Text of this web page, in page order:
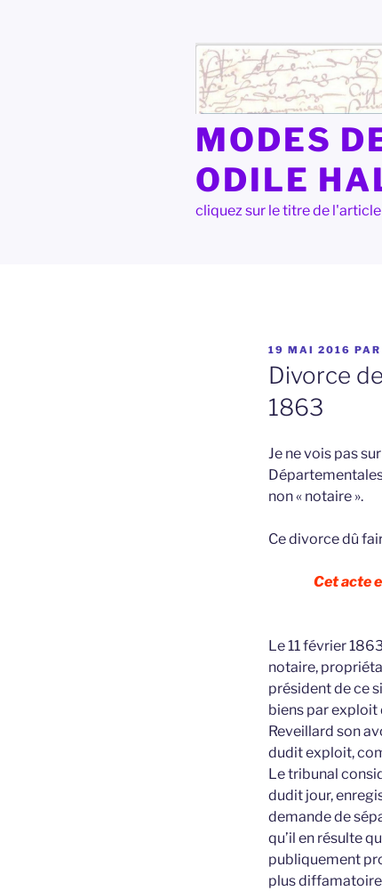
MODES
ODILE
cliquez sur le titre de
PUBLIÉ
LE
19 MAI 2016 PAR
Divorce
1863
Je ne vois pas
non « notaire ».
Ce divorce dû
Cet acte
Le 11 février
notaire,
président de ce
biens par exploit
Reveillard son
dudit exploit,
Le tribunal
dudit jour,
demande de
qu’il en résulte
publiquement
plus